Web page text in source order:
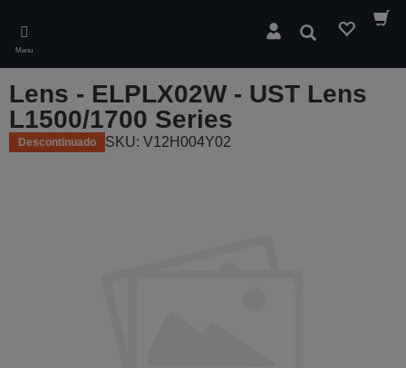
main
content
Menu
Pesquisar
Lens - ELPLX02W - UST Lens
L1500/1700 Series
Descontinuado SKU: V12H004Y02